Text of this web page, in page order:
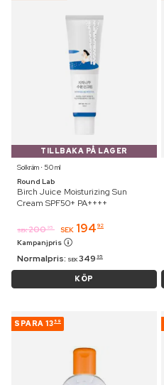
TILLBAKA PÅ LAGER
Solkräm ⋅ 50 ml
Round Lab
Birch Juice Moisturizing Sun
Cream SPF50+ PA++++
SEK 200 95 SEK 194 92
Kampanjpris
Normalpris: SEK 349 95
KÖP
SPARA 13 59